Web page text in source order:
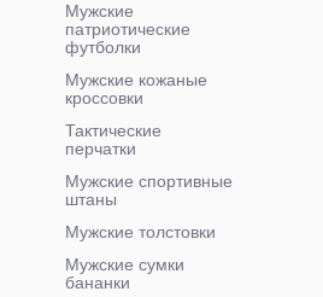
Мужские
патриотические
футболки
Мужские кожаные
кроссовки
Тактические
перчатки
Мужские спортивные
штаны
Мужские толстовки
Мужские сумки
бананки